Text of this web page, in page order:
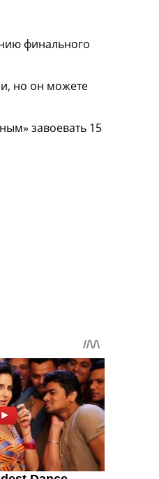
финального
но он можете
завоевать 15